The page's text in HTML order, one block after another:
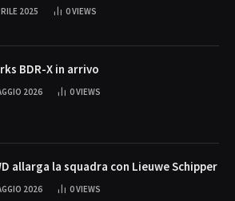
2025 0VIEWS
BDR-X in arrivo
2026 0VIEWS
allarga la squadra con Lieuwe Schipper
2026 0VIEWS